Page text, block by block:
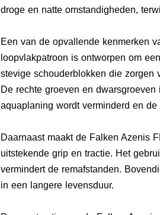
droge en natte omstandigheden,
Een van de opvallende kenmerken
loopvlakpatroon is ontworpen om
stevige schouderblokken die zorgen
De rechte groeven en
aquaplaning wordt verminderd en
Daarnaast maakt de Falken Azenis
uitstekende grip en tractie. Het
vermindert de remafstanden.
in een langere levensduur.